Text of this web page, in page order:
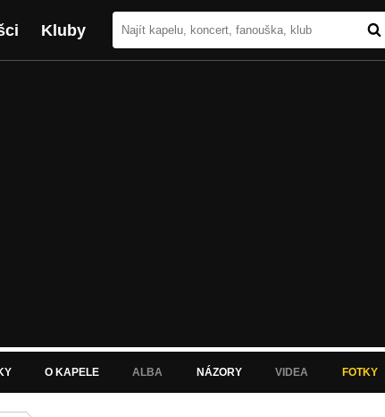
Kluby
O KAPELE ALBA NÁZORY VIDEA FOTKY